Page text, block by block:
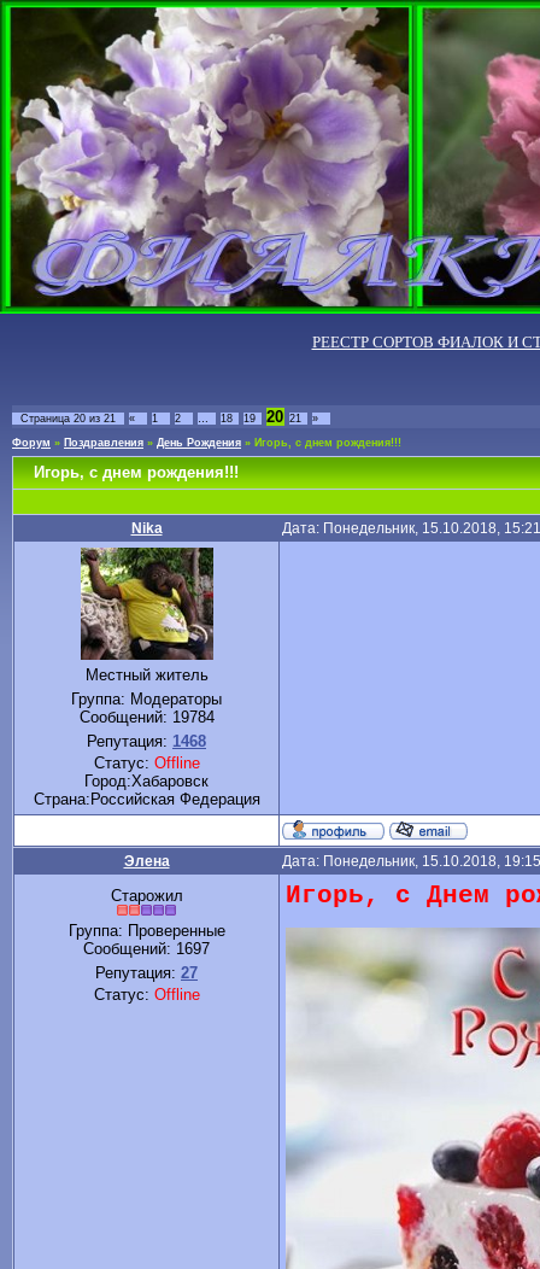
РЕЕСТР СОРТОВ ФИАЛОК И
Страница 20 из 21 « 1 2 … 18 19 20 21
»
Форум » Поздравления » День Рождения » Игорь, с днем рождения!!!
Игорь, с днем рождения!!!
Nika Дата: Понедельник, 15.10.2018,
Местный житель
Группа: Модераторы
Сообщений: 19784
Репутация: 1468
Статус: Offline
Город:Хабаровск
Cтрана:Российская Федерация
Элена Дата: Понедельник, 15.10.2018,
Старожил
Группа: Проверенные
Сообщений: 1697
Репутация: 27
Статус: Offline
Игорь, с Днем